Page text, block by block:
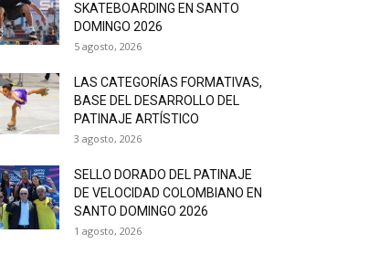
SKATEBOARDING EN SANTO
DOMINGO 2026
5 agosto, 2026
LAS CATEGORÍAS FORMATIVAS,
BASE DEL DESARROLLO DEL
PATINAJE ARTÍSTICO
3 agosto, 2026
SELLO DORADO DEL PATINAJE
DE VELOCIDAD COLOMBIANO EN
SANTO DOMINGO 2026
1 agosto, 2026